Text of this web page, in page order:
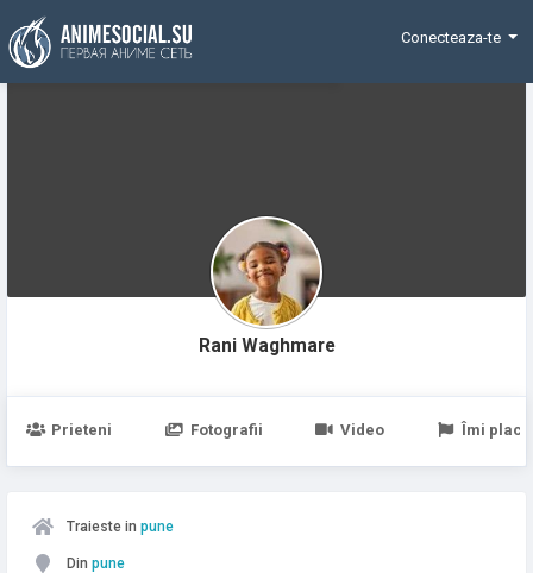
Funding
Conecteaza-te
Rani Waghmare
Prieteni Fotografii Video Îmi place
Traieste in pune
Din pune